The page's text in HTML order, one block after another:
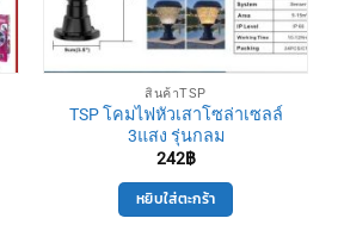
สินค้าTSP
TSP โคมไฟหัวเสาโซล่าเซลล์
3แสง รุ่นกลม
242฿
หยิบใส่ตะกร้า